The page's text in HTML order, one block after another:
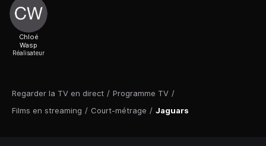
Regarder la TV en direct / Programme TV /
Films en streaming / Court-métrage / Jaguars
Chloé
Wasp
Réalisateur